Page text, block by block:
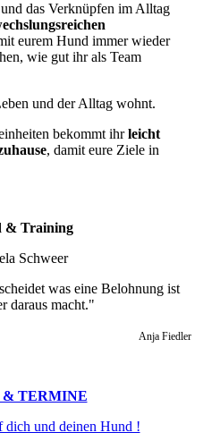
und das Verknüpfen im Alltag
eurem Hund immer wieder
wie gut ihr als Team
und der Alltag wohnt.
bekommt ihrleicht
, damit eure Ziele in
& Training
Schweer
was eine Belohnung ist
daraus macht."
Anja Fiedler
& TERMINE
dich und deinen Hund !